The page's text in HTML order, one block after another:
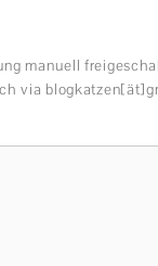
manuell
via